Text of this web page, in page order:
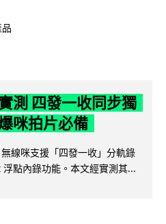
測 四發一收同步獨
咪拍片必備
線咪支援「四發一收」分軌錄
點內錄功能。本文經實測其...